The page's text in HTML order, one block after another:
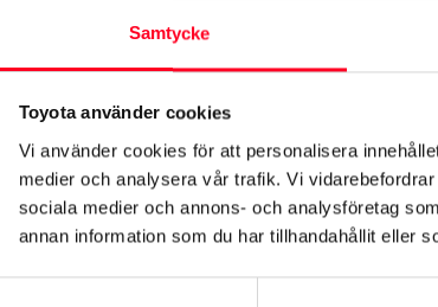
Samtycke
Toyota använder cookies
Vi använder cookies för att personalisera
medier och analysera vår trafik. Vi
sociala medier och annons- och analysföretag
annan information som du har tillhandahållit eller